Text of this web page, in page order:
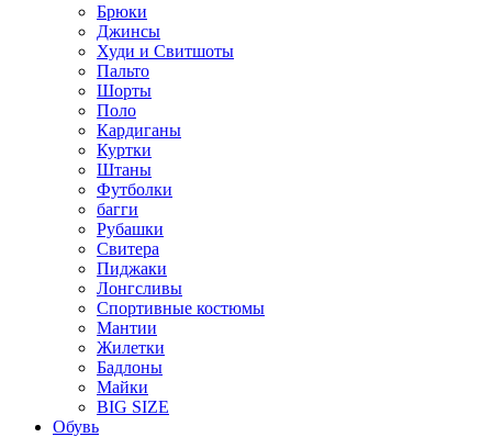
Брюки
Джинсы
Худи и Свитшоты
Пальто
Шорты
Поло
Кардиганы
Куртки
Штаны
Футболки
багги
Рубашки
Свитера
Пиджаки
Лонгсливы
Спортивные костюмы
Мантии
Жилетки
Бадлоны
Майки
BIG SIZE
Обувь